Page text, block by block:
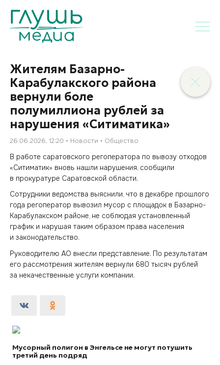
Жителям Базарно-
Карабулакского района
вернули боле
полумиллиона рублей за
нарушения «Ситиматика»
26.06.2026, 12:20 Новости Общество
В работе саратовского регоператора по вывозу отходов
«Ситиматик» вновь нашли нарушения, сообщили
в прокуратуре Саратовской области.
Сотрудники ведомства выяснили, что в декабре прошлого
года регоператор вывозил мусор с площадок в Базарно-
Карабулакском районе, не соблюдая установленный
график и нарушая таким образом права населения
и законодательство.
Руководителю АО внесли представление. По результатам
его рассмотрения жителям вернули 680 тысяч рублей
за некачественные услуги компании.
Мусорный полигон в Энгельсе не могут потушить
третий день подряд